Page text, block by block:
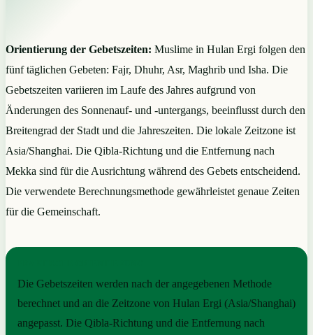
Orientierung der Gebetszeiten: Muslime in Hulan Ergi folgen den
fünf täglichen Gebeten: Fajr, Dhuhr, Asr, Maghrib und Isha. Die
Gebetszeiten variieren im Laufe des Jahres aufgrund von
Änderungen des Sonnenauf- und -untergangs, beeinflusst durch den
Breitengrad der Stadt und die Jahreszeiten. Die lokale Zeitzone ist
Asia/Shanghai. Die Qibla-Richtung und die Entfernung nach
Mekka sind für die Ausrichtung während des Gebets entscheidend.
Die verwendete Berechnungsmethode gewährleistet genaue Zeiten
für die Gemeinschaft.
Die Gebetszeiten werden nach der angegebenen Methode
berechnet und an die Zeitzone von Hulan Ergi (Asia/Shanghai)
angepasst. Die Qibla-Richtung und die Entfernung nach